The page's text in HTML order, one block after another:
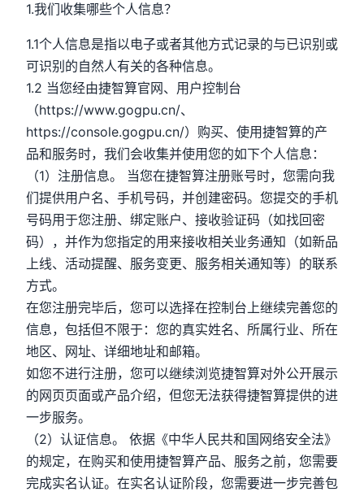
1.我们收集哪些个人信息？
1.1个人信息是指以电子或者其他方式记录的与已识别或
可识别的自然人有关的各种信息。
1.2 当您经由捷智算官网、用户控制台
（https://www.gogpu.cn/、
https://console.gogpu.cn/）购买、使用捷智算的产
品和服务时，我们会收集并使用您的如下个人信息：
（1）注册信息。 当您在捷智算注册账号时，您需向我
们提供用户名、手机号码，并创建密码。您提交的手机
号码用于您注册、绑定账户、接收验证码（如找回密
码），并作为您指定的用来接收相关业务通知（如新品
上线、活动提醒、服务变更、服务相关通知等）的联系
方式。
在您注册完毕后，您可以选择在控制台上继续完善您的
信息，包括但不限于：您的真实姓名、所属行业、所在
地区、网址、详细地址和邮箱。
如您不进行注册，您可以继续浏览捷智算对外公开展示
的网页页面或产品介绍，但您无法获得捷智算提供的进
一步服务。
（2）认证信息。 依据《中华人民共和国网络安全法》
的规定，在购买和使用捷智算产品、服务之前，您需要
完成实名认证。在实名认证阶段，您需要进一步完善包